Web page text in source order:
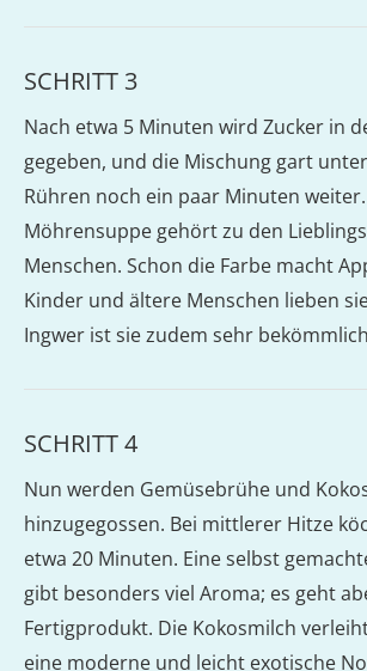
SCHRITT 3
Nach etwa 5 Minuten wird Zucker in
gegeben, und die Mischung gart
Rühren noch ein paar Minuten
Möhrensuppe gehört zu den
Menschen. Schon die Farbe macht
Kinder und ältere Menschen lieben
Ingwer ist sie zudem sehr
SCHRITT 4
Nun werden Gemüsebrühe und
hinzugegossen. Bei mittlerer Hitze
etwa 20 Minuten. Eine selbst
gibt besonders viel Aroma; es geht
Fertigprodukt. Die Kokosmilch
eine moderne und leicht exotische